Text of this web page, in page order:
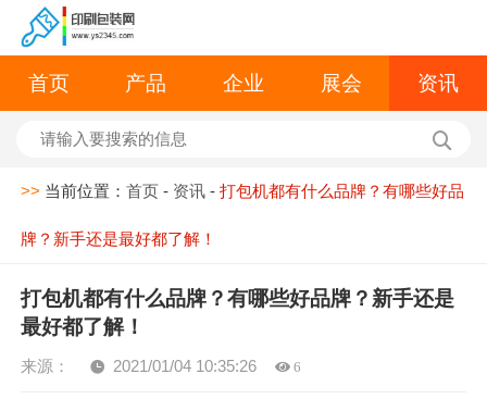
首页 产品 企业 展会 资讯
>> 当前位置：首页 - 资讯 -打包机都有什么品牌？有哪些好品
牌？新手还是最好都了解！
打包机都有什么品牌？有哪些好品牌？新手还是
最好都了解！
来源： 2021/01/04 10:35:26 6